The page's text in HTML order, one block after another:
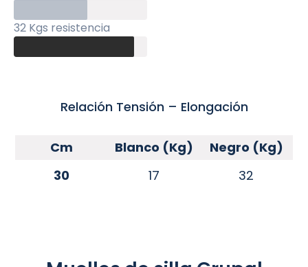
32 Kgs resistencia
Relación Tensión – Elongación
Cm
30
Blanco (Kg)
17
Negro (Kg)
32